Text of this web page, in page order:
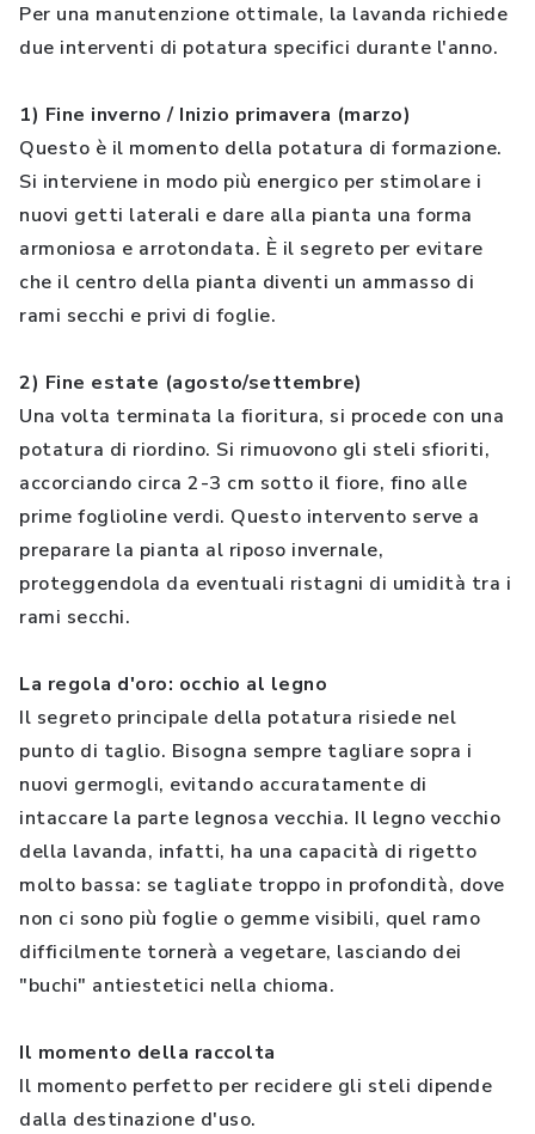
Per una manutenzione ottimale, la lavanda richiede
due interventi di potatura specifici durante l'anno.
1) Fine inverno / Inizio primavera (marzo)
Questo è il momento della potatura di formazione.
Si interviene in modo più energico per stimolare i
nuovi getti laterali e dare alla pianta una forma
armoniosa e arrotondata. È il segreto per evitare
che il centro della pianta diventi un ammasso di
rami secchi e privi di foglie.
2) Fine estate (agosto/settembre)
Una volta terminata la fioritura, si procede con una
potatura di riordino. Si rimuovono gli steli sfioriti,
accorciando circa 2-3 cm sotto il fiore, fino alle
prime foglioline verdi. Questo intervento serve a
preparare la pianta al riposo invernale,
proteggendola da eventuali ristagni di umidità tra i
rami secchi.
La regola d'oro: occhio al legno
Il segreto principale della potatura risiede nel
punto di taglio. Bisogna sempre tagliare sopra i
nuovi germogli, evitando accuratamente di
intaccare la parte legnosa vecchia. Il legno vecchio
della lavanda, infatti, ha una capacità di rigetto
molto bassa: se tagliate troppo in profondità, dove
non ci sono più foglie o gemme visibili, quel ramo
difficilmente tornerà a vegetare, lasciando dei
"buchi" antiestetici nella chioma.
Il momento della raccolta
Il momento perfetto per recidere gli steli dipende
dalla destinazione d'uso.